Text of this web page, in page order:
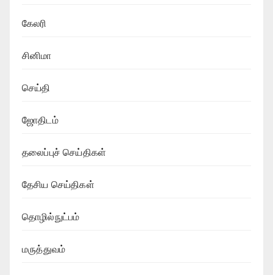
கேலரி
சினிமா
செய்தி
ஜோதிடம்
தலைப்புச் செய்திகள்
தேசிய செய்திகள்
தொழில்நுட்பம்
மருத்துவம்